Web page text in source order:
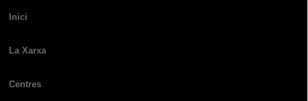
Inici
La Xarxa
Centres